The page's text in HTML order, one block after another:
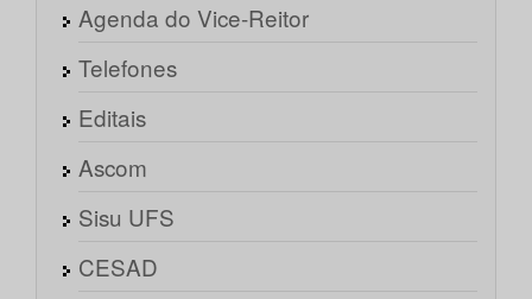
Agenda do Vice-Reitor
Telefones
Editais
Ascom
Sisu UFS
CESAD